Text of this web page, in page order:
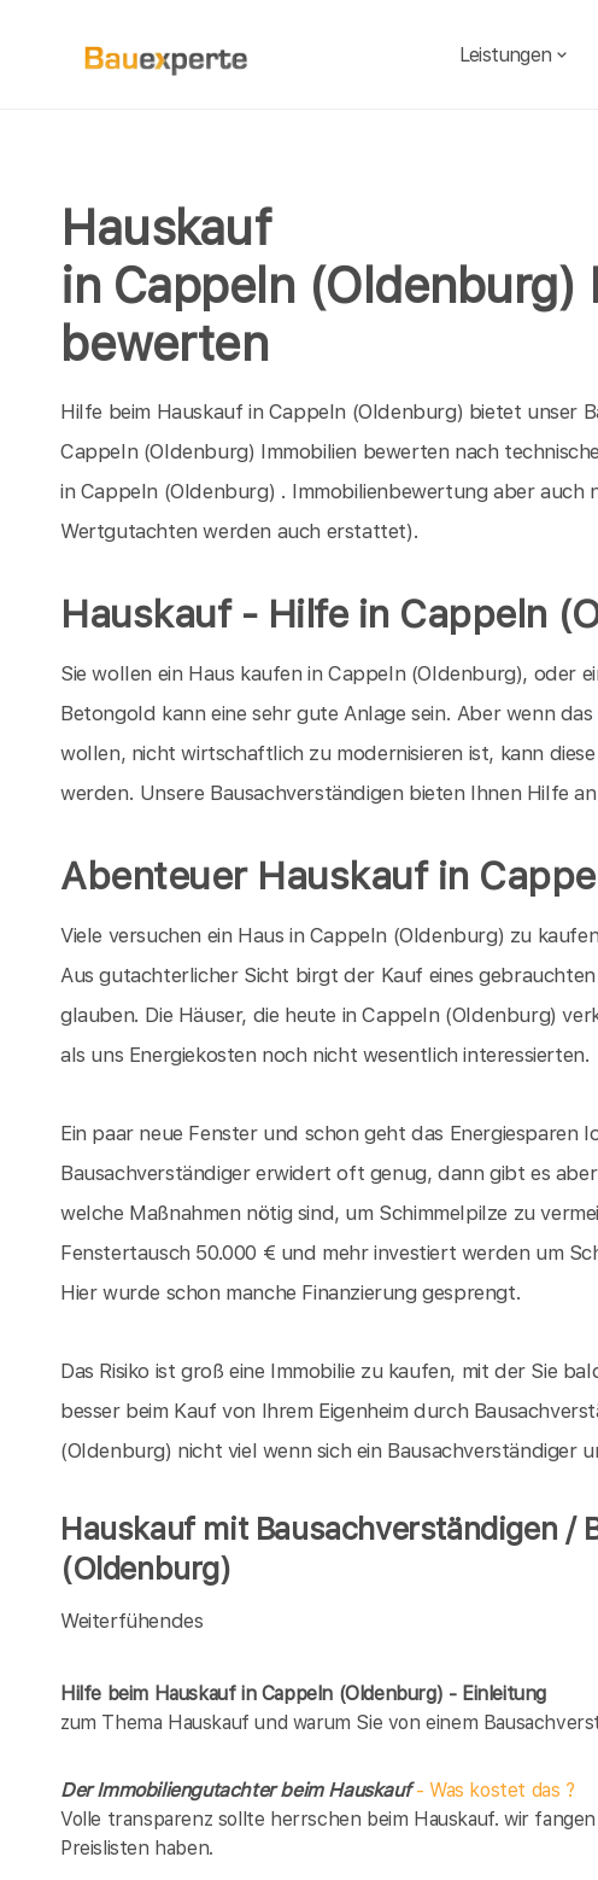
Leistungen
Hauskauf
in Cappeln (Oldenburg)
bewerten
Hilfe beim Hauskauf in Cappeln (Oldenburg) bietet unser
Cappeln (Oldenburg) Immobilien bewerten nach
in Cappeln (Oldenburg) . Immobilienbewertung aber auch
Wertgutachten werden auch erstattet).
Hauskauf - Hilfe in Cappeln
Sie wollen ein Haus kaufen in Cappeln (Oldenburg), oder
Betongold kann eine sehr gute Anlage sein. Aber wenn
wollen, nicht wirtschaftlich zu modernisieren ist, kann
werden. Unsere Bausachverständigen bieten Ihnen Hilfe
Abenteuer Hauskauf in
Viele versuchen ein Haus in Cappeln (Oldenburg) zu
Aus gutachterlicher Sicht birgt der Kauf eines gebrauchten
glauben. Die Häuser, die heute in Cappeln (Oldenburg)
als uns Energiekosten noch nicht wesentlich interessierten.
Ein paar neue Fenster und schon geht das Energiesparen
Bausachverständiger erwidert oft genug, dann gibt es
welche Maßnahmen nötig sind, um Schimmelpilze zu
Fenstertausch 50.000 € und mehr investiert werden um
Hier wurde schon manche Finanzierung gesprengt.
Das Risiko ist groß eine Immobilie zu kaufen, mit der Sie
besser beim Kauf von Ihrem Eigenheim durch
(Oldenburg) nicht viel wenn sich ein Bausachverständiger
Hauskauf mit Bausachverständigen /
(Oldenburg)
Weiterfühendes
Hilfe beim Hauskauf in Cappeln (Oldenburg) - Einleitung
zum Thema Hauskauf und warum Sie von einem
Der Immobiliengutachter beim Hauskauf- Was kostet das ?
Volle transparenz sollte herrschen beim Hauskauf. wir
Preislisten haben.